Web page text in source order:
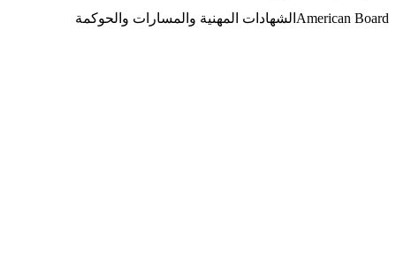
American Board الشهادات المهنية والمسارات والحوكمة